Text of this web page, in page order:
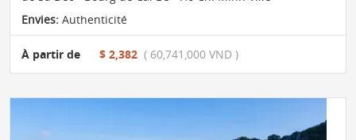
Envies: Authenticité
À partir de $ 2,382 ( 60,741,000 VND )